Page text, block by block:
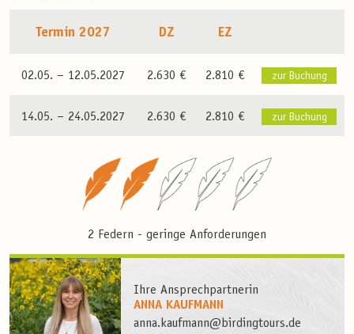
Termin 2027 DZ EZ
02.05. – 12.05.2027 2.630 € 2.810 € zur Buchung
14.05. – 24.05.2027 2.630 € 2.810 € zur Buchung
2 Federn - geringe Anforderungen
Ihre Ansprechpartnerin
ANNA KAUFMANN
anna.kaufmann@birdingtours.de